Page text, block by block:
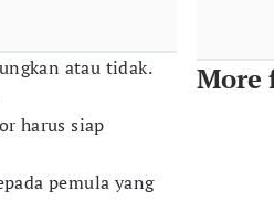
atau tidak.
harus siap
pemula yang
More